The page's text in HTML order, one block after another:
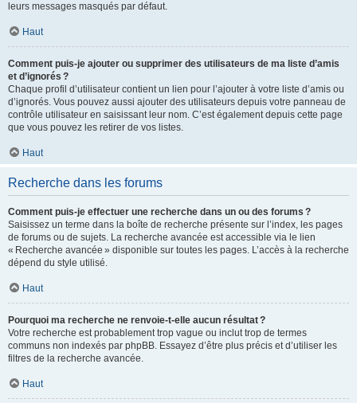
leurs messages masqués par défaut.
Haut
Comment puis-je ajouter ou supprimer des utilisateurs de ma liste d’amis
et d’ignorés ?
Chaque profil d’utilisateur contient un lien pour l’ajouter à votre liste d’amis ou
d’ignorés. Vous pouvez aussi ajouter des utilisateurs depuis votre panneau de
contrôle utilisateur en saisissant leur nom. C’est également depuis cette page
que vous pouvez les retirer de vos listes.
Haut
Recherche dans les forums
Comment puis-je effectuer une recherche dans un ou des forums ?
Saisissez un terme dans la boîte de recherche présente sur l’index, les pages
de forums ou de sujets. La recherche avancée est accessible via le lien
« Recherche avancée » disponible sur toutes les pages. L’accès à la recherche
dépend du style utilisé.
Haut
Pourquoi ma recherche ne renvoie-t-elle aucun résultat ?
Votre recherche est probablement trop vague ou inclut trop de termes
communs non indexés par phpBB. Essayez d’être plus précis et d’utiliser les
filtres de la recherche avancée.
Haut